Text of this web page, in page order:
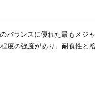
バランスに優れた最もメジ
度の強度があり、耐食性と